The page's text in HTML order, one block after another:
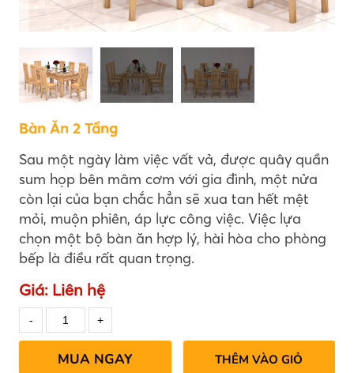
Bàn Ăn 2 Tầng
Sau một ngày làm việc vất vả, được quây quần
sum họp bên mâm cơm với gia đình, một nửa
còn lại của bạn chắc hẳn sẽ xua tan hết mệt
mỏi, muộn phiên, áp lực công việc. Việc lựa
chọn một bộ bàn ăn hợp lý, hài hòa cho phòng
bếp là điều rất quan trọng.
Giá: Liên hệ
MUA NGAY THÊM VÀO GIỎ